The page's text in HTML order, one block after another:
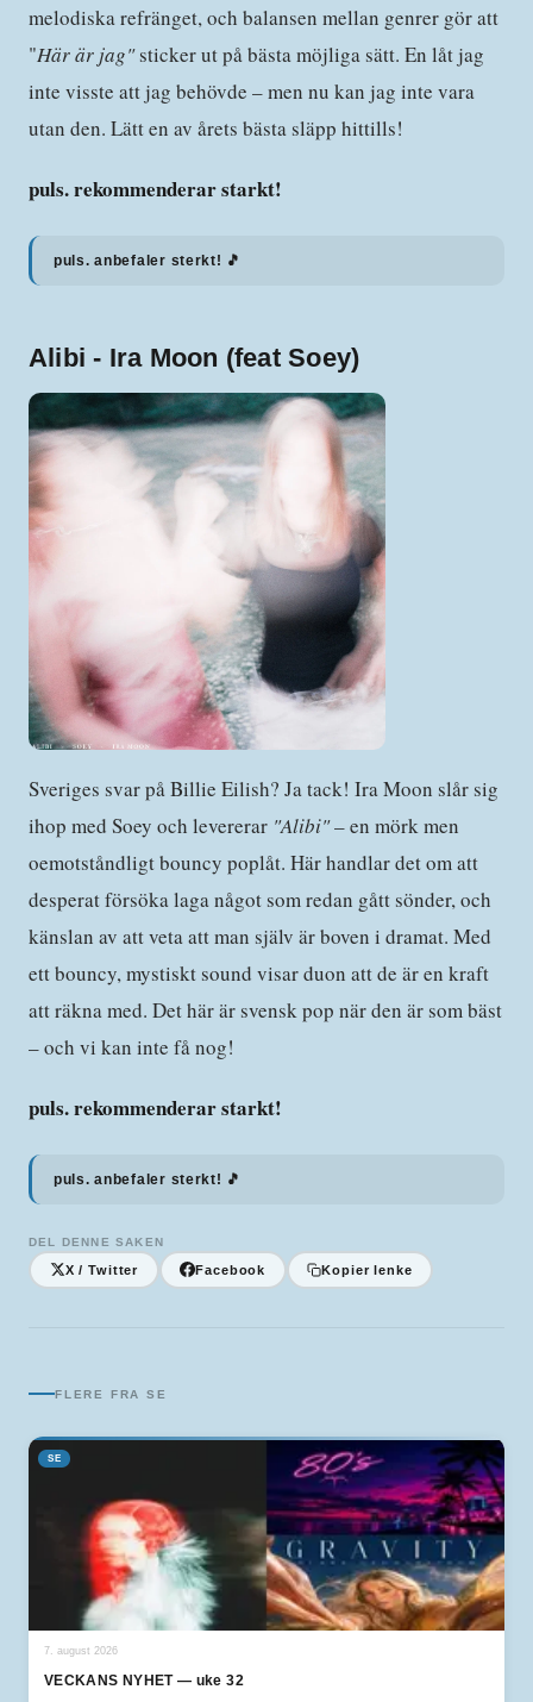
melodiska refränget, och balansen mellan genrer gör att
"Här är jag"sticker ut på bästa möjliga sätt. En låt jag
inte visste att jag behövde – men nu kan jag inte vara
utan den. Lätt en av årets bästa släpp hittills!
puls. rekommenderar starkt!
puls. anbefaler sterkt! 🎵
Alibi - Ira Moon (feat Soey)
Sveriges svar på Billie Eilish? Ja tack! Ira Moon slår sig
ihop med Soey och levererar "Alibi"– en mörk men
oemotståndligt bouncy poplåt. Här handlar det om att
desperat försöka laga något som redan gått sönder, och
känslan av att veta att man själv är boven i dramat. Med
ett bouncy, mystiskt sound visar duon att de är en kraft
att räkna med. Det här är svensk pop när den är som bäst
– och vi kan inte få nog!
puls. rekommenderar starkt!
puls. anbefaler sterkt! 🎵
DEL DENNE SAKEN
X / Twitter Facebook Kopier lenke
FLERE FRA SE
SE
7. august 2026
VECKANS NYHET — uke 32